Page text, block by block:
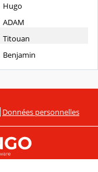
Hugo
ADAM
Titouan
Benjamin
Données personnelles